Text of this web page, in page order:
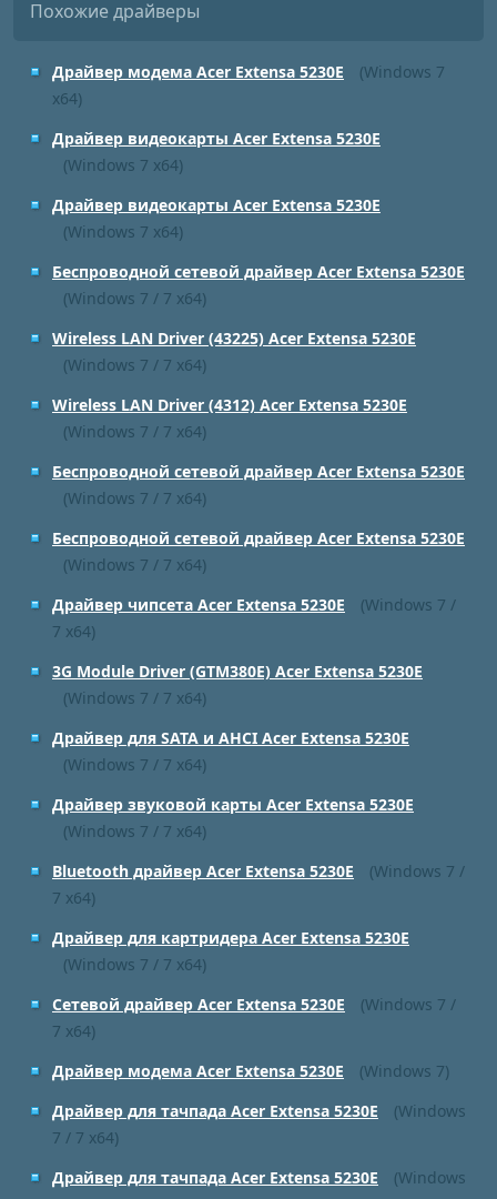
Похожие драйверы
Драйвер модема Acer Extensa 5230E
(Windows 7
x64)
Драйвер видеокарты Acer Extensa 5230E
(Windows 7 x64)
Драйвер видеокарты Acer Extensa 5230E
(Windows 7 x64)
Беспроводной сетевой драйвер Acer Extensa 5230E
(Windows 7 / 7 x64)
Wireless LAN Driver (43225) Acer Extensa 5230E
(Windows 7 / 7 x64)
Wireless LAN Driver (4312) Acer Extensa 5230E
(Windows 7 / 7 x64)
Беспроводной сетевой драйвер Acer Extensa 5230E
(Windows 7 / 7 x64)
Беспроводной сетевой драйвер Acer Extensa 5230E
(Windows 7 / 7 x64)
Драйвер чипсета Acer Extensa 5230E
(Windows 7 /
7 x64)
3G Module Driver (GTM380E) Acer Extensa 5230E
(Windows 7 / 7 x64)
Драйвер для SATA и AHCI Acer Extensa 5230E
(Windows 7 / 7 x64)
Драйвер звуковой карты Acer Extensa 5230E
(Windows 7 / 7 x64)
Bluetooth драйвер Acer Extensa 5230E
(Windows 7 /
7 x64)
Драйвер для картридера Acer Extensa 5230E
(Windows 7 / 7 x64)
Сетевой драйвер Acer Extensa 5230E
(Windows 7 /
7 x64)
Драйвер модема Acer Extensa 5230E
(Windows 7)
Драйвер для тачпада Acer Extensa 5230E
(Windows
7 / 7 x64)
Драйвер для тачпада Acer Extensa 5230E
(Windows